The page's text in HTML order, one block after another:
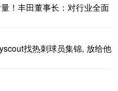
！丰田董事长：对行业全面
找热刺球员集锦, 放给他